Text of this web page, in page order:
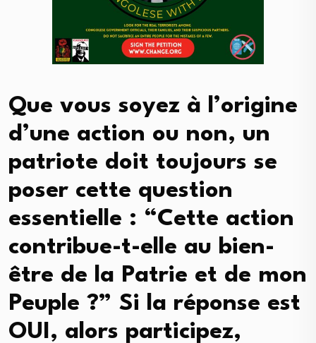
Que vous soyez à l’origine
d’une action ou non, un
patriote doit toujours se
poser cette question
essentielle : “Cette action
contribue-t-elle au bien-
être de la Patrie et de mon
Peuple ?” Si la réponse est
OUI, alors participez,